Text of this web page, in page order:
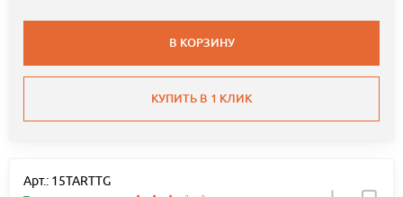
В КОРЗИНУ
КУПИТЬ В 1 КЛИК
Арт.: 15TARTTG